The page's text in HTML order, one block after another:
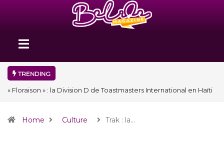
TRENDING
« Floraison » : la Division D de Toastmasters International en Haïti
Home Culture Trak : la…